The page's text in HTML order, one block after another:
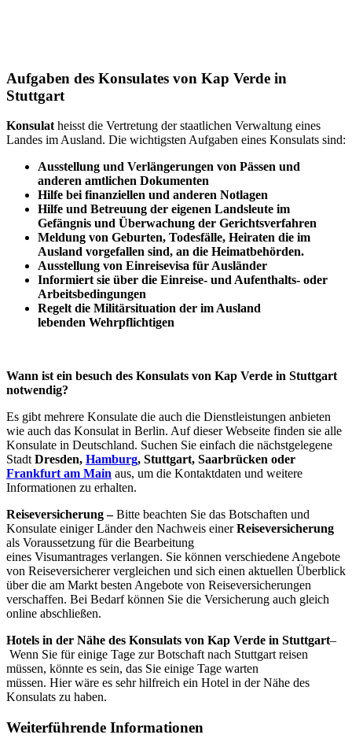
Aufgaben des Konsulates von Kap Verde in
Stuttgart
Konsulatheisst die Vertretung der staatlichen Verwaltung eines
Landes im Ausland. Die wichtigsten Aufgaben eines Konsulats sind:
Ausstellung und Verlängerungen von Pässen und
anderen amtlichen Dokumenten
Hilfe bei finanziellen und anderen Notlagen
Hilfe und Betreuung der eigenen Landsleute im
Gefängnis und Überwachung der Gerichtsverfahren
Meldung von Geburten, Todesfälle, Heiraten die im
Ausland vorgefallen sind, an die Heimatbehörden.
Ausstellung von Einreisevisa für Ausländer
Informiert sie über die Einreise- und Aufenthalts- oder
Arbeitsbedingungen
Regelt die Militärsituation der im Ausland
lebenden Wehrpflichtigen
Wann ist ein besuch des Konsulats von Kap Verde in Stuttgart
notwendig?
Es gibt mehrere Konsulate die auch die Dienstleistungen anbieten
wie auch das Konsulat in Berlin. Auf dieser Webseite finden sie alle
Konsulate in Deutschland. Suchen Sie einfach die nächstgelegene
StadtDresden, Hamburg, Stuttgart, Saarbrücken oder
Frankfurt am Main aus, um die Kontaktdaten und weitere
Informationen zu erhalten.
Reiseversicherung –Bitte beachten Sie das Botschaften und
Konsulate einiger Länder den Nachweis einerReiseversicherung
als Voraussetzung für die Bearbeitung
eines Visumantrages verlangen. Sie können verschiedene Angebote
von Reiseversicherer vergleichen und sich einen aktuellen Überblick
über die am Markt besten Angebote von Reiseversicherungen
verschaffen. Bei Bedarf können Sie die Versicherung auch gleich
online abschließen.
Hotels in der Nähe des Konsulats von Kap Verde in Stuttgart–
Wenn Sie für einige Tage zur Botschaft nach Stuttgart reisen
müssen, könnte es sein, das Sie einige Tage warten
müssen. Hier wäre es sehr hilfreich ein Hotel in der Nähe des
Konsulats zu haben.
Weiterführende Informationen